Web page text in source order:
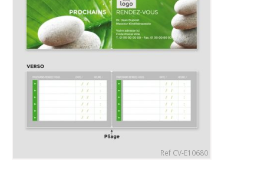
Ref CV-E10680